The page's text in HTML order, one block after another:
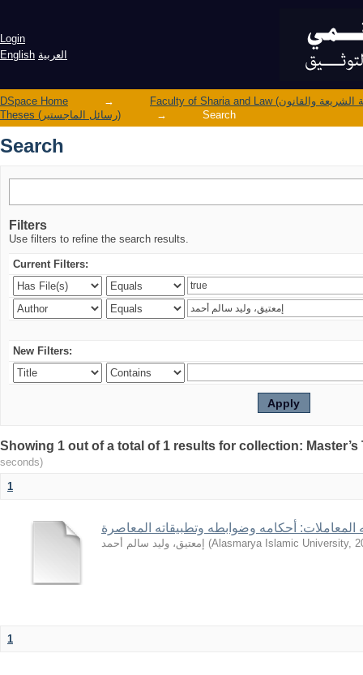
Login
English العربية
DSpace Home
→
Theses (رسائل الماجستير)
→ Search
Search
Filters
Use filters to refine the search results.
Current Filters:
New Filters:
seconds)
1
أحكامه وضوابطه وتطبيقاته المعاصرة
إمعتيق، وليد سالم أحمد (Alasmarya Islamic University,
1